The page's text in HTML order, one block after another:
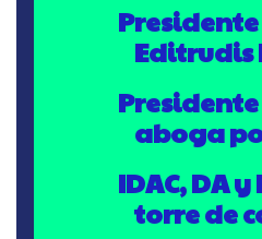
Editrudis
aboga
IDAC, DA
torre de